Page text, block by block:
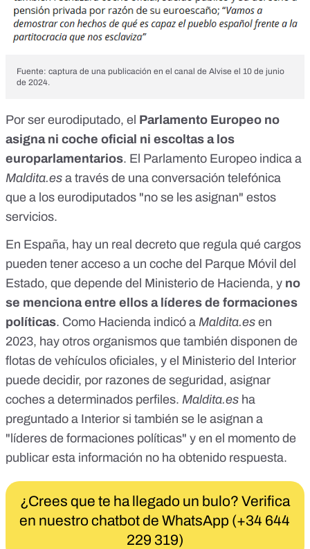
Fuente: captura de una publicación en el canal de Alvise el 10 de junio
de 2024.
Por ser eurodiputado, el Parlamento Europeo no
asigna ni coche oficial ni escoltas a los
europarlamentarios. El Parlamento Europeo indica a
Maldita.es a través de una conversación telefónica
que a los eurodiputados "no se les asignan" estos
servicios.
En España, hay un real decreto que regula qué cargos
pueden tener acceso a un coche del Parque Móvil del
Estado, que depende del Ministerio de Hacienda, y no
se menciona entre ellos a líderes de formaciones
políticas. Como Hacienda indicó a Maldita.es en
2023, hay otros organismos que también disponen de
flotas de vehículos oficiales, y el Ministerio del Interior
puede decidir, por razones de seguridad, asignar
coches a determinados perfiles. Maldita.es ha
preguntado a Interior si también se le asignan a
"líderes de formaciones políticas" y en el momento de
publicar esta información no ha obtenido respuesta.
¿Crees que te ha llegado un bulo? Verifica
en nuestro chatbot de WhatsApp (+34 644
229 319)